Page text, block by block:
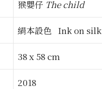
猴嬰仔 The child
絹本設色 Ink on silk
38 x 58 cm
2018